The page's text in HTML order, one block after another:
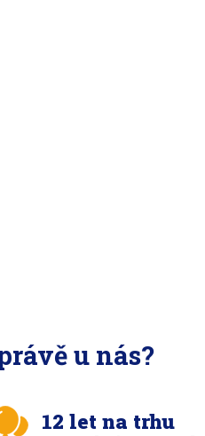
u nás?
12 let na trhu